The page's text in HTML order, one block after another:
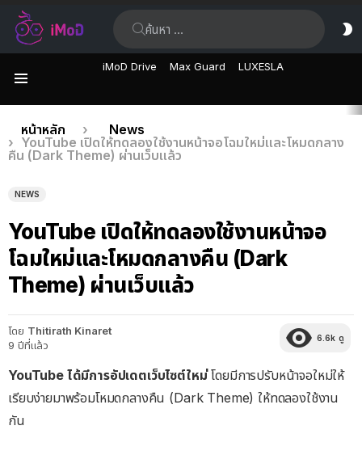
iMoD Drive Max Guard LUXESLA
เรื่อง
ล่าสุด
คุณอยู่ที่นี่:
หน้าหลัก
News
YouTube เปิดให้ทดลองใช้งานหน้าจอโฉมใหม่และโหมดกลาง
คืน (Dark Theme) ผ่านเว็บแล้ว
NEWS
YouTube เปิดให้ทดลองใช้งานหน้าจอ
โฉมใหม่และโหมดกลางคืน (Dark
Theme) ผ่านเว็บแล้ว
โดย Thitirath Kinaret
9 ปีที่แล้ว
6.6k ดู
YouTube ได้มีการอัปเดตเว็บไซต์ใหม่โดยมีการปรับหน้าจอใหม่ให้
เรียบง่ายมาพร้อมโหมดกลางคืน (Dark Theme) ให้ทดลองใช้งาน
กัน